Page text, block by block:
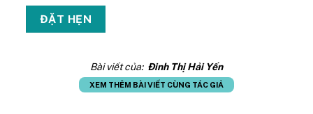
Bài viết của: Đinh Thị Hải Yến
XEM THÊM BÀI VIẾT CÙNG TÁC GIẢ